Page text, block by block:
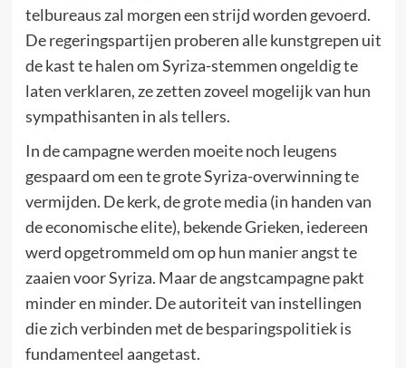
telbureaus zal morgen een strijd worden gevoerd.
De regeringspartijen proberen alle kunstgrepen uit
de kast te halen om Syriza-stemmen ongeldig te
laten verklaren, ze zetten zoveel mogelijk van hun
sympathisanten in als tellers.
In de campagne werden moeite noch leugens
gespaard om een te grote Syriza-overwinning te
vermijden. De kerk, de grote media (in handen van
de economische elite), bekende Grieken, iedereen
werd opgetrommeld om op hun manier angst te
zaaien voor Syriza. Maar de angstcampagne pakt
minder en minder. De autoriteit van instellingen
die zich verbinden met de besparingspolitiek is
fundamenteel aangetast.